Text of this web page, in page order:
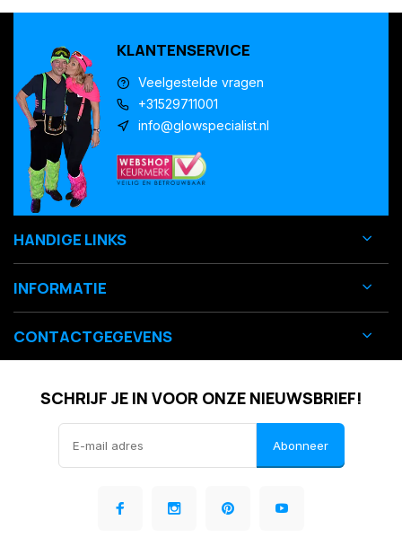
KLANTENSERVICE
Veelgestelde vragen
+31529711001
info@glowspecialist.nl
HANDIGE LINKS
INFORMATIE
CONTACTGEGEVENS
SCHRIJF JE IN VOOR ONZE NIEUWSBRIEF!
Abonneer